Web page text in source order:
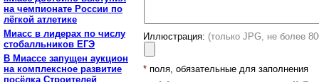
на чемпионате России по
лёгкой атлетике
Миасс в лидерах по числу
стобалльников ЕГЭ
В Миассе запущен аукцион
на комплексное развитие
посёлка Строителей
Иллюстрация: (только JPG, не более
* поля, обязательные для заполнения